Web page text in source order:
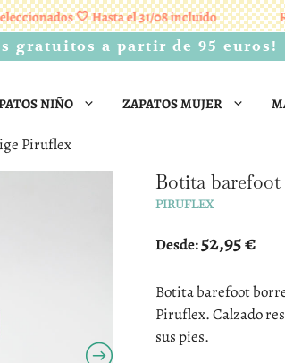
🤍 Hasta el 31/08 incluido
gratuitos a partir de 95 euros!
NIÑO ZAPATOS MUJER
Piruflex
Botita
PIRUFLEX
Desde:52,95€
Botita barefoot
Piruflex. Calzado
sus pies.